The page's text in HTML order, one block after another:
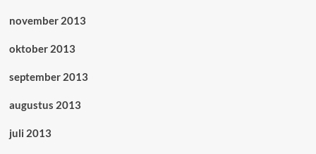
november 2013
oktober 2013
september 2013
augustus 2013
juli 2013